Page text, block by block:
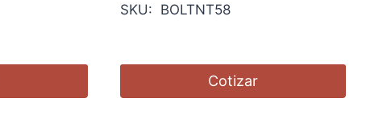
SKU: BOLTNT58
Cotizar